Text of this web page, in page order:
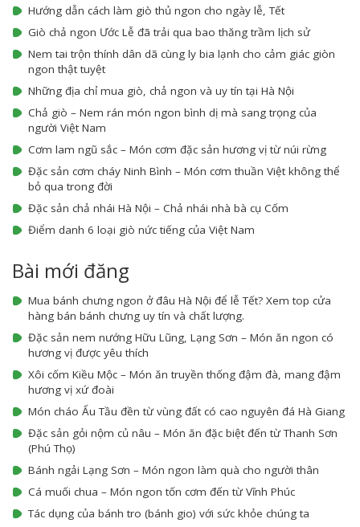
Hướng dẫn cách làm giò thủ ngon cho ngày lễ, Tết
Giò chả ngon Ước Lễ đã trải qua bao thăng trầm lịch sử
Nem tai trộn thính dân dã cùng ly bia lạnh cho cảm giác giòn
ngon thật tuyệt
Những địa chỉ mua giò, chả ngon và uy tín tại Hà Nội
Chả giò – Nem rán món ngon bình dị mà sang trọng của
người Việt Nam
Cơm lam ngũ sắc – Món cơm đặc sản hương vị từ núi rừng
Đặc sản cơm cháy Ninh Bình – Món cơm thuần Việt không thể
bỏ qua trong đời
Đặc sản chả nhái Hà Nội – Chả nhái nhà bà cụ Cốm
Điểm danh 6 loại giò nức tiếng của Việt Nam
Bài mới đăng
Mua bánh chưng ngon ở đâu Hà Nội để lễ Tết? Xem top cửa
hàng bán bánh chưng uy tín và chất lượng.
Đặc sản nem nướng Hữu Lũng, Lạng Sơn – Món ăn ngon có
hương vị được yêu thích
Xôi cốm Kiều Mộc – Món ăn truyền thống đậm đà, mang đậm
hương vị xứ đoài
Món cháo Ấu Tầu đền từ vùng đất có cao nguyên đá Hà Giang
Đặc sản gỏi nộm củ nâu – Món ăn đặc biệt đến từ Thanh Sơn
(Phú Thọ)
Bánh ngải Lạng Sơn – Món ngon làm quà cho người thân
Cá muối chua – Món ngon tốn cơm đến từ Vĩnh Phúc
Tác dụng của bánh tro (bánh gio) với sức khỏe chúng ta